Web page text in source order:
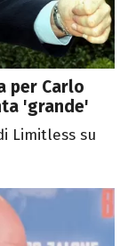
per Carlo
'grande'
Limitless su